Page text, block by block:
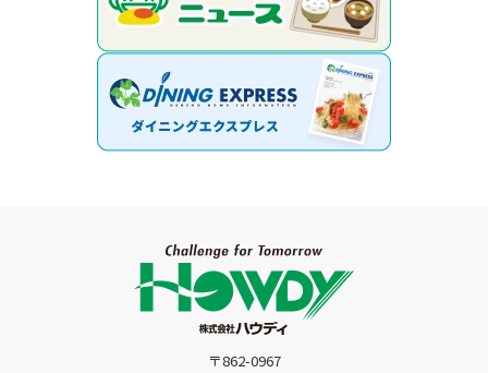
〒862-0967